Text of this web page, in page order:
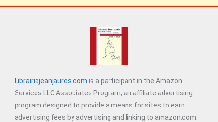
Librairiejeanjaures.com is a participant in the Amazon
Services LLC Associates Program, an affiliate advertising
program designed to provide a means for sites to earn
advertising fees by advertising and linking to amazon.com.